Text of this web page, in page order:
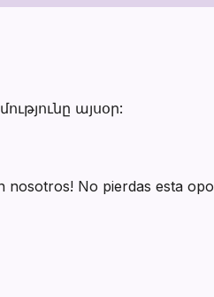
այսօր:
No pierdas esta